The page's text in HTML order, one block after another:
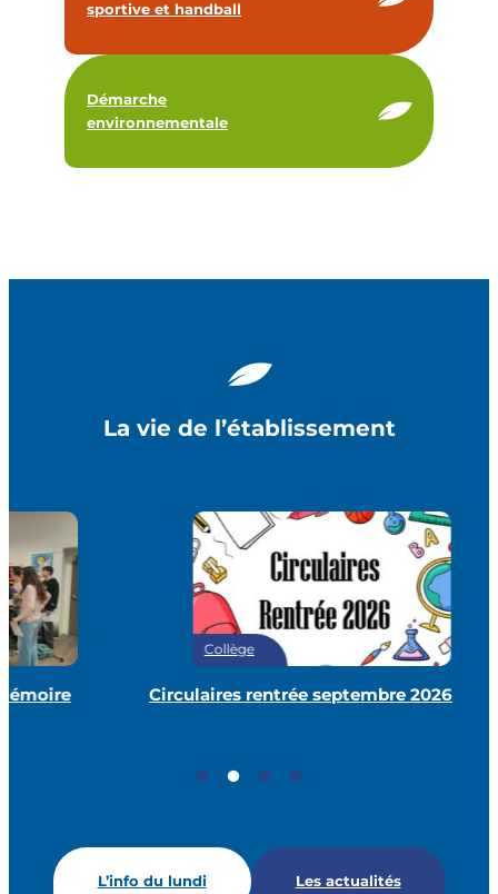
sportive et handball
Démarche
environnementale
La vie de l’établissement
Circulaires rentrée septembre 2026
L’info du lundi Les actualités